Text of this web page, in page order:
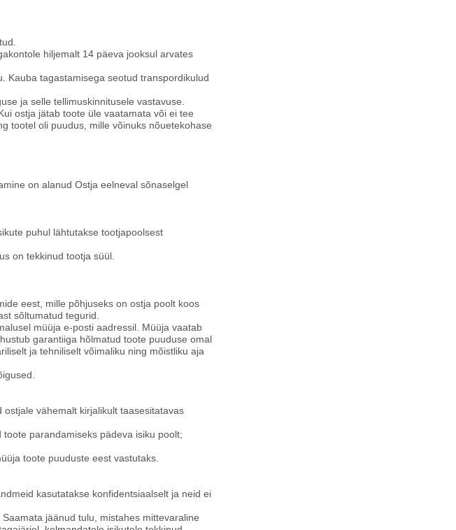
hiljemalt 14 päeva jooksul arvates
Kauba tagastamisega seotud transpordikulud
ja selle tellimuskinnitusele vastavuse.
ostja jätab toote üle vaatamata või ei tee
tootel oli puudus, mille võinuks nõuetekohase
on alanud Ostja eelneval sõnaselgel
puhul lähtutakse tootjapoolsest
on tekkinud tootja süül.
eest, mille põhjuseks on ostja poolt koos
sõltumatud tegurid.
müüja e-posti aadressil. Müüja vaatab
garantiiga hõlmatud toote puuduse omal
ja tehniliselt võimaliku ning mõistliku aja
vähemalt kirjalikult taasesitatavas
parandamiseks pädeva isiku poolt;
toote puuduste eest vastutaks.
kasutatakse konfidentsiaalselt ja neid ei
jäänud tulu, mistahes mittevaraline